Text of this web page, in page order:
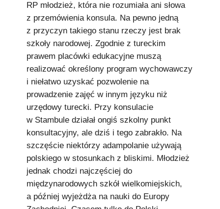
RP młodzież, która nie rozumiała ani słowa
z przemówienia konsula. Na pewno jedną
z przyczyn takiego stanu rzeczy jest brak
szkoły narodowej. Zgodnie z tureckim
prawem placówki edukacyjne muszą
realizować określony program wychowawczy
i niełatwo uzyskać pozwolenie na
prowadzenie zajęć w innym języku niż
urzędowy turecki. Przy konsulacie
w Stambule działał ongiś szkolny punkt
konsultacyjny, ale dziś i tego zabrakło. Na
szczęście niektórzy adampolanie używają
polskiego w stosunkach z bliskimi. Młodzież
jednak chodzi najczęściej do
międzynarodowych szkół wielkomiejskich,
a później wyjeżdża na nauki do Europy